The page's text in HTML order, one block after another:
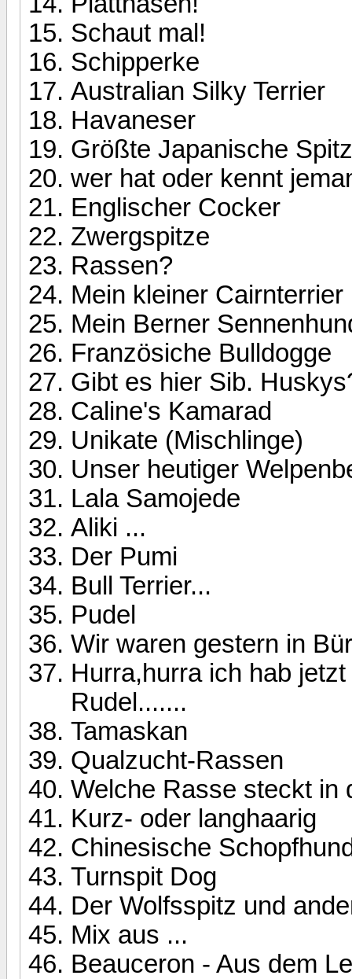
Schaut mal!
Schipperke
Australian Silky Terrier
Havaneser
Größte Japanische
wer hat oder kennt
Englischer Cocker
Zwergspitze
Rassen?
Mein kleiner Cairnterrier
Mein Berner
Französiche Bulldogge
Gibt es hier Sib.
Caline's Kamarad
Unikate (Mischlinge)
Unser heutiger
Lala Samojede
Aliki ...
Der Pumi
Bull Terrier...
Pudel
Wir waren gestern in
Hurra,hurra ich hab
Rudel.......
Tamaskan
Qualzucht-Rassen
Welche Rasse steckt in
Kurz- oder langhaarig
Chinesische
Turnspit Dog
Der Wolfsspitz und
Mix aus ...
Beauceron - Aus dem